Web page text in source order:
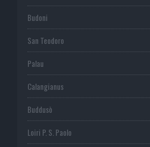
Budoni
San Teodoro
Palau
Calangianus
Buddusò
Loiri P. S. Paolo